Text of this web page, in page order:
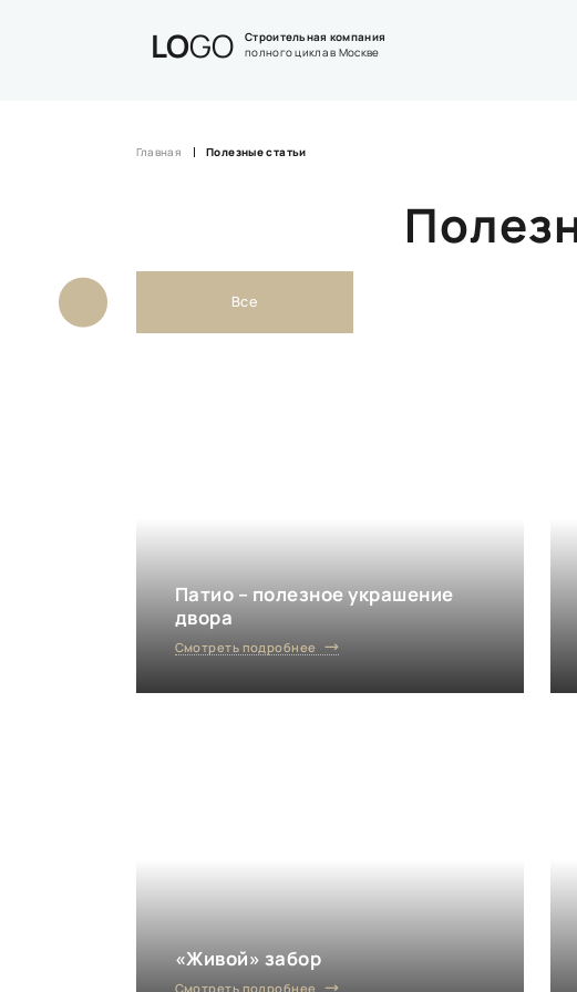
LOGO
Строительная компания
полного цикла в Москве
Главная Полезные статьи
Все
Патио – полезное украшение
двора
Смотреть подробнее
«Живой» забор
Смотреть подробнее